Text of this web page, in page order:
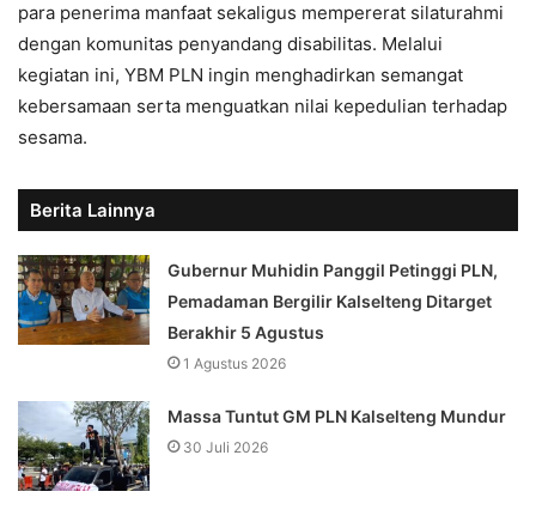
para penerima manfaat sekaligus mempererat silaturahmi
dengan komunitas penyandang disabilitas. Melalui
kegiatan ini, YBM PLN ingin menghadirkan semangat
kebersamaan serta menguatkan nilai kepedulian terhadap
sesama.
Berita Lainnya
Gubernur Muhidin Panggil Petinggi PLN,
Pemadaman Bergilir Kalselteng Ditarget
Berakhir 5 Agustus
1 Agustus 2026
Massa Tuntut GM PLN Kalselteng Mundur
30 Juli 2026